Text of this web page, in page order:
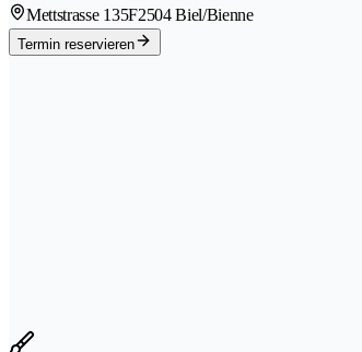
Mettstrasse 135F2504 Biel/Bienne
Termin reservieren